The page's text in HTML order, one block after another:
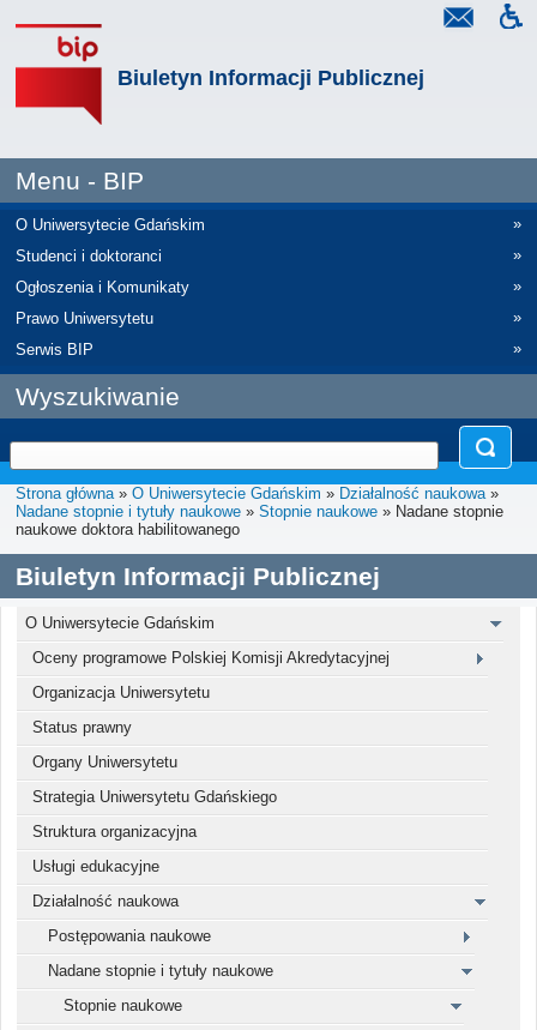
Biuletyn Informacji Publicznej
Menu - BIP
O Uniwersytecie Gdańskim
»
Studenci i doktoranci
»
Ogłoszenia i Komunikaty
»
Prawo Uniwersytetu
»
Serwis BIP
»
Wyszukiwanie
Strona główna» O Uniwersytecie Gdańskim » Działalność naukowa»
Nadane stopnie i tytuły naukowe » Stopnie naukowe » Nadane stopnie
naukowe doktora habilitowanego
Biuletyn Informacji Publicznej
O Uniwersytecie Gdańskim
Oceny programowe Polskiej Komisji Akredytacyjnej
Organizacja Uniwersytetu
Status prawny
Organy Uniwersytetu
Strategia Uniwersytetu Gdańskiego
Struktura organizacyjna
Usługi edukacyjne
Działalność naukowa
Postępowania naukowe
Nadane stopnie i tytuły naukowe
Stopnie naukowe